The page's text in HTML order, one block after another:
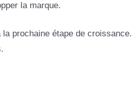
la marque.
prochaine étape de croissance.